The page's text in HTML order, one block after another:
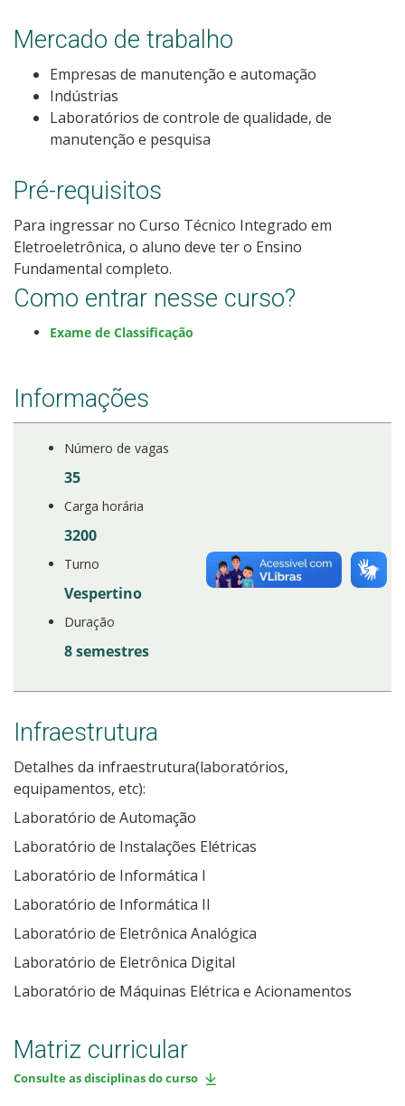
Como posso estudar no IFSC?
Calendário de inscrições
Processos Seletivos
Cotas
Inscrições e acompanhamento
Orientações para Matrícula
Transferências e Retornos
Provas e Gabaritos
Estatísticas dos Processos Seletivos
Cadastro de interesse
Mercado de trabalho
Empresas de manutenção e automação
Indústrias
Laboratórios de controle de qualidade, de
manutenção e pesquisa
Pré-requisitos
Para ingressar no Curso Técnico Integrado em
Eletroeletrônica, o aluno deve ter o Ensino
Fundamental completo.
Como entrar nesse curso?
Exame de Classificação
Informações
Número de vagas
35
Carga horária
3200
Turno
Vespertino
Duração
8 semestres
Infraestrutura
Detalhes da infraestrutura(laboratórios,
equipamentos, etc):
Laboratório de Automação
Laboratório de Instalações Elétricas
Laboratório de Informática I
Laboratório de Informática II
Laboratório de Eletrônica Analógica
Laboratório de Eletrônica Digital
Laboratório de Máquinas Elétrica e Acionamentos
Matriz curricular
Consulte as disciplinas do curso